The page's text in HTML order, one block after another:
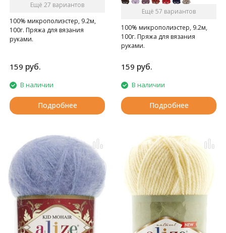
Ещё 27 вариантов
100% микрополиэстер, 9.2м,
100г. Пряжа для вязания
руками.
159 руб.
В наличии
Подробнее
Ещё 57 вариантов
100% микрополиэстер, 9.2м,
100г. Пряжа для вязания
руками.
159 руб.
В наличии
Подробнее